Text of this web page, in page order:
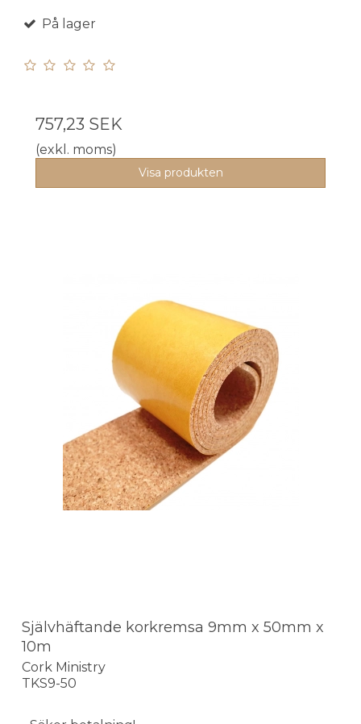
På lager
757,23 SEK
(exkl. moms)
Visa produkten
Självhäftande korkremsa 9mm x 50mm x
10m
Cork Ministry
TKS9-50